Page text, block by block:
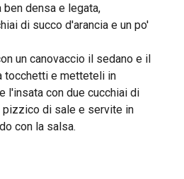
ben densa e legata,
di succo d'arancia e un po'
un canovaccio il sedano e il
tocchetti e metteteli in
l'insata con due cucchiai di
pizzico di sale e servite in
con la salsa.